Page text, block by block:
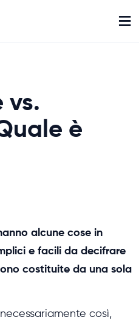
≡
vs.
è
alcune cose in
e facili da decifrare
costituite da una sola
così,